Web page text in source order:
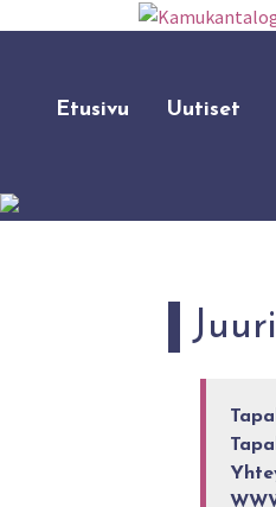
Etusivu Uutiset